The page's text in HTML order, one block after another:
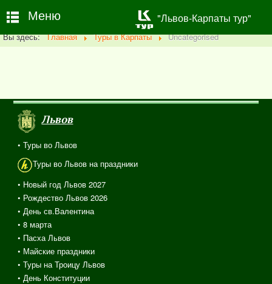
Вы здесь: Главная Туры в Карпаты Uncategorised
Львов
• Туры во Львов
Туры во Львов на праздники
• Новый год Львов 2027
• Рождество Львов 2026
• День св.Валентина
• 8 марта
• Пасха Львов
• Майские праздники
• Туры на Троицу Львов
• День Конституции
Меню "Львов-Карпаты тур"